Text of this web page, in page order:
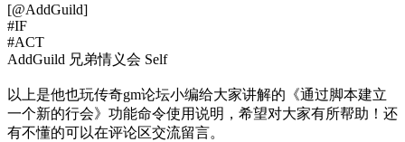
[@AddGuild]
#IF
#ACT
AddGuild 兄弟情义会 Self
以上是他也玩传奇gm论坛小编给大家讲解的《通过脚本建立
一个新的行会》功能命令使用说明，希望对大家有所帮助！还
有不懂的可以在评论区交流留言。